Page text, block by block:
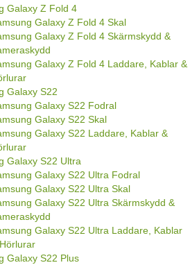
Galaxy Z Fold 4
Galaxy Z Fold 4 Skal
Galaxy Z Fold 4 Skärmskydd &
Galaxy Z Fold 4 Laddare, Kablar &
Galaxy S22
Galaxy S22 Fodral
Galaxy S22 Skal
Galaxy S22 Laddare, Kablar &
Galaxy S22 Ultra
Galaxy S22 Ultra Fodral
Galaxy S22 Ultra Skal
Galaxy S22 Ultra Skärmskydd &
Galaxy S22 Ultra Laddare, Kablar
Galaxy S22 Plus